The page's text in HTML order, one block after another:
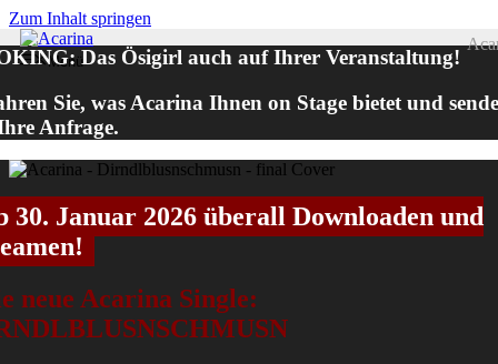
Zum Inhalt springen
MenüDas Ösigirl auch auf Ihrer Veranstaltung!
Sie, was Acarina Ihnen on Stage bietet und
Anfrage.
30. Januar 2026 überall Downloaden und
neue Acarina Single: